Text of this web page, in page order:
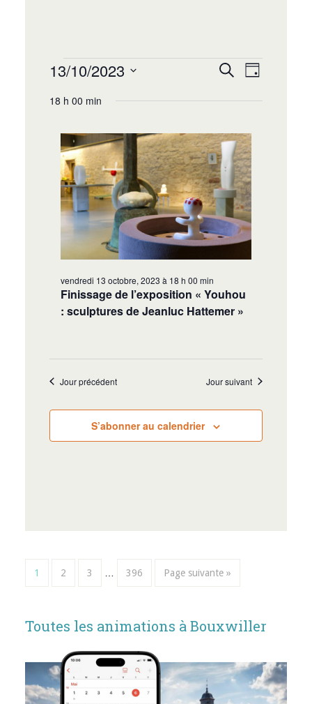
Recherche
navigation
de
vues
Recherche
vues
Jour
13/10/2023
une
18 h 00 min
Finissage de l’exposition « Youhou
: sculptures de Jeanluc Hattemer »
vendredi 13 octobre, 2023 à 18 h 00 min
Jour précédent Jour suivant
S’abonner au calendrier
1 2 3 396 Page suivante »
Toutes les animations à Bouxwiller